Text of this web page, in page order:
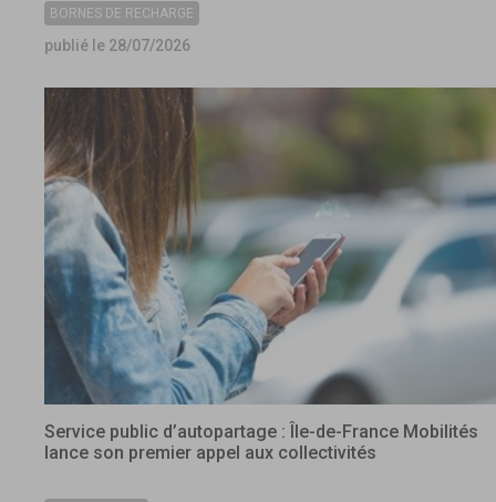
BORNES DE RECHARGE
publié le 28/07/2026
Service public d’autopartage : Île-de-France Mobilités
lance son premier appel aux collectivités